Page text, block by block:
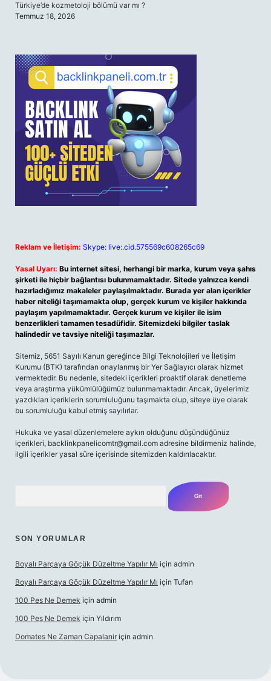
Türkiye’de kozmetoloji bölümü var mı ?
Temmuz 18, 2026
Reklam ve İletişim: Skype: live:.cid.575569c608265c69
Yasal Uyarı: Bu internet sitesi, herhangi bir marka, kurum veya şahıs
şirketi ile hiçbir bağlantısı bulunmamaktadır. Sitede yalnızca kendi
hazırladığımız makaleler paylaşılmaktadır. Burada yer alan içerikler
haber niteliği taşımamakta olup, gerçek kurum ve kişiler hakkında
paylaşım yapılmamaktadır. Gerçek kurum ve kişiler ile isim
benzerlikleri tamamen tesadüfidir. Sitemizdeki bilgiler taslak
halindedir ve tavsiye niteliği taşımazlar.
Sitemiz, 5651 Sayılı Kanun gereğince Bilgi Teknolojileri ve İletişim
Kurumu (BTK) tarafından onaylanmış bir Yer Sağlayıcı olarak hizmet
vermektedir. Bu nedenle, sitedeki içerikleri proaktif olarak denetleme
veya araştırma yükümlülüğümüz bulunmamaktadır. Ancak, üyelerimiz
yazdıkları içeriklerin sorumluluğunu taşımakta olup, siteye üye olarak
bu sorumluluğu kabul etmiş sayılırlar.
Hukuka ve yasal düzenlemelere aykırı olduğunu düşündüğünüz
içerikleri, backlinkpanelicomtr@gmail.com adresine bildirmeniz halinde,
ilgili içerikler yasal süre içerisinde sitemizden kaldırılacaktır.
SON YORUMLAR
Boyalı Parçaya Göçük Düzeltme Yapılır Mı için admin
Boyalı Parçaya Göçük Düzeltme Yapılır Mı için Tufan
100 Pes Ne Demek için admin
100 Pes Ne Demek için Yıldırım
Domates Ne Zaman Capalanir için admin